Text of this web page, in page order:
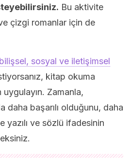
Bu aktivite
çizgi romanlar için de
bilişsel, sosyal ve iletişimsel
kitap okuma
Zamanla,
daha başarılı olduğunu, daha
yazılı ve sözlü ifadesinin